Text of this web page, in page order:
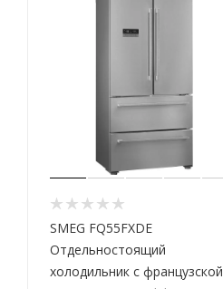
SMEG FQ55FXDE
Отдельностоящий
холодильник с французской